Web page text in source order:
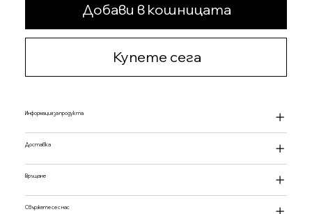
Добави в кошницата
Купете сега
Информация за продукта
Доставка
Връщане
Свържете се с нас